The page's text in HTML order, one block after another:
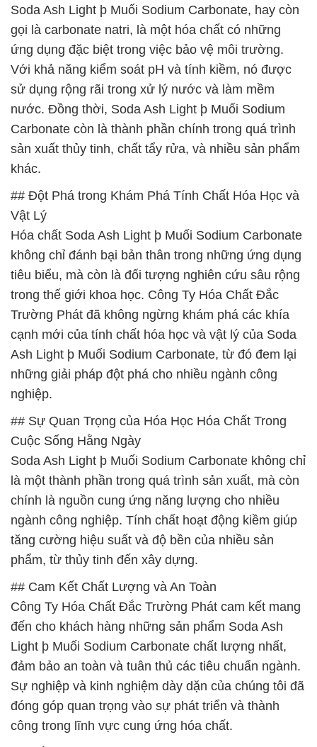
Soda Ash Light þ Muối Sodium Carbonate, hay còn
gọi là carbonate natri, là một hóa chất có những
ứng dụng đặc biệt trong việc bảo vệ môi trường.
Với khả năng kiểm soát pH và tính kiềm, nó được
sử dụng rộng rãi trong xử lý nước và làm mềm
nước. Đồng thời, Soda Ash Light þ Muối Sodium
Carbonate còn là thành phần chính trong quá trình
sản xuất thủy tinh, chất tẩy rửa, và nhiều sản phẩm
khác.
## Đột Phá trong Khám Phá Tính Chất Hóa Học và
Vật Lý
Hóa chất Soda Ash Light þ Muối Sodium Carbonate
không chỉ đánh bại bản thân trong những ứng dụng
tiêu biểu, mà còn là đối tượng nghiên cứu sâu rộng
trong thế giới khoa học. Công Ty Hóa Chất Đắc
Trường Phát đã không ngừng khám phá các khía
cạnh mới của tính chất hóa học và vật lý của Soda
Ash Light þ Muối Sodium Carbonate, từ đó đem lại
những giải pháp đột phá cho nhiều ngành công
nghiệp.
## Sự Quan Trọng của Hóa Học Hóa Chất Trong
Cuộc Sống Hằng Ngày
Soda Ash Light þ Muối Sodium Carbonate không chỉ
là một thành phần trong quá trình sản xuất, mà còn
chính là nguồn cung ứng năng lượng cho nhiều
ngành công nghiệp. Tính chất hoạt động kiềm giúp
tăng cường hiệu suất và độ bền của nhiều sản
phẩm, từ thủy tinh đến xây dựng.
## Cam Kết Chất Lượng và An Toàn
Công Ty Hóa Chất Đắc Trường Phát cam kết mang
đến cho khách hàng những sản phẩm Soda Ash
Light þ Muối Sodium Carbonate chất lượng nhất,
đảm bảo an toàn và tuân thủ các tiêu chuẩn ngành.
Sự nghiệp và kinh nghiệm dày dặn của chúng tôi đã
đóng góp quan trọng vào sự phát triển và thành
công trong lĩnh vực cung ứng hóa chất.